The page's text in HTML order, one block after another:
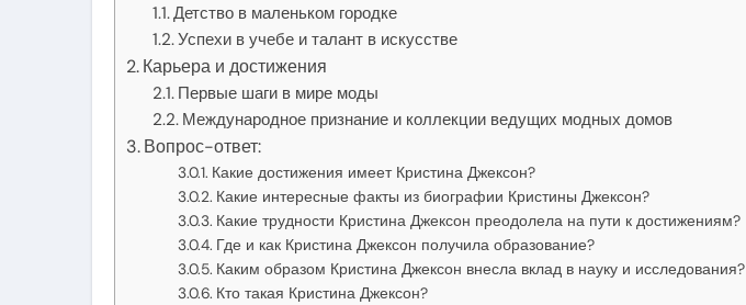
Детство в маленьком городке
Успехи в учебе и талант в искусстве
Карьера и достижения
Первые шаги в мире моды
Международное признание и коллекции ведущих модных домов
Вопрос-ответ:
Какие достижения имеет Кристина Джексон?
Какие интересные факты из биографии Кристины Джексон?
Какие трудности Кристина Джексон преодолела на пути к достижениям?
Где и как Кристина Джексон получила образование?
Каким образом Кристина Джексон внесла вклад в науку и исследования?
Кто такая Кристина Джексон?